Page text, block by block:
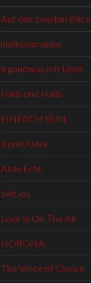
Auf den zweiten Blick
nullkommaneu
Irgendwas mit Limit
Halb und Halb
EINFACH SEIN
KontrAstra
Akte Echt
zeit.los
Love Is On The Air
NORONA
The Voice of Choice